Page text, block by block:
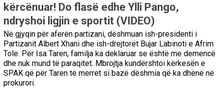
kërcënuar! Do flasë edhe Ylli Pango,
ndryshoi ligjin e sportit (VIDEO)
Në gjyqin për aferën partizani, dëshmuan ish-presidenti i
Partizanit Albert Xhani dhe ish-drejtorët Bujar Labinoti e Afrim
Tole. Për Isa Taren, familja ka deklaruar se është me demencë
dhe nuk mund të paraqitet. Mbrojtja kundërshtoi kërkesën e
SPAK që për Taren të merret si bazë dëshmia që ka dhënë në
prokurori.